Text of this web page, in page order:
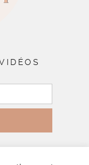
: